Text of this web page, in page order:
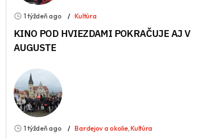
1 týždeň ago Kultúra
KINO POD HVIEZDAMI POKRAČUJE AJ V
AUGUSTE
1 týždeň ago Bardejov a okolie,Kultúra